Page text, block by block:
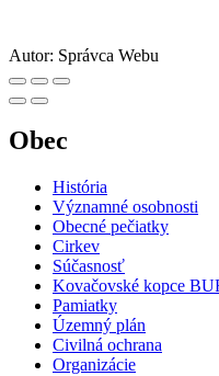
Autor: Správca Webu
Obec
História
Významné osobnosti
Obecné pečiatky
Cirkev
Súčasnosť
Kovačovské kopce
Pamiatky
Územný plán
Civilná ochrana
Organizácie